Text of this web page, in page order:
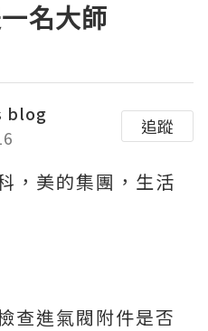
名大師
blog
追蹤
，美的集團，生活
查進氣閥附件是否